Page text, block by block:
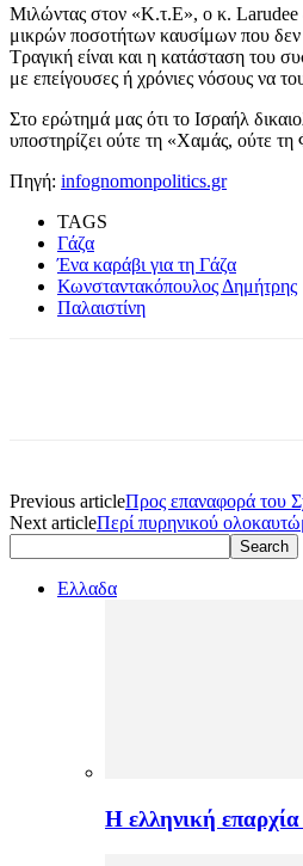
Μιλώντας στον «Κ.τ.Ε», ο κ. Larudee
μικρών ποσοτήτων καυσίμων που δεν
Τραγική είναι και η κατάσταση του
με επείγουσες ή χρόνιες νόσους να
Στο ερώτημά μας ότι το Ισραήλ
υποστηρίζει ούτε τη «Χαμάς, ούτε
Πηγή: infognomonpolitics.gr
TAGS
Γάζα
Ένα καράβι για τη Γάζα
Κωνσταντακόπουλος Δημήτρης
Παλαιστίνη
Previous articleΠρος επαναφορά του
Next articleΠερί πυρηνικού
Ελλαδα
H ελληνική